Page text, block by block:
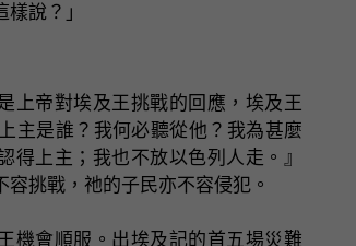
說？」
上帝對埃及王挑戰的回應，埃及王
主是誰？我何必聽從他？我為甚麼
得上主；我也不放以色列人走。』
容挑戰，祂的子民亦不容侵犯。
機會順服。出埃及記的首五場災難